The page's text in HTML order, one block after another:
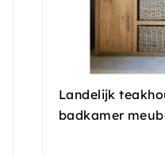
Landelijk
badkamer